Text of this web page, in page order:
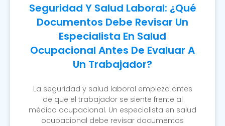
Seguridad Y Salud Laboral: ¿Qué
Documentos Debe Revisar Un
Especialista En Salud
Ocupacional Antes De Evaluar A
Un Trabajador?
La seguridad y salud laboral empieza antes
de que el trabajador se siente frente al
médico ocupacional. Un especialista en salud
ocupacional debe revisar documentos